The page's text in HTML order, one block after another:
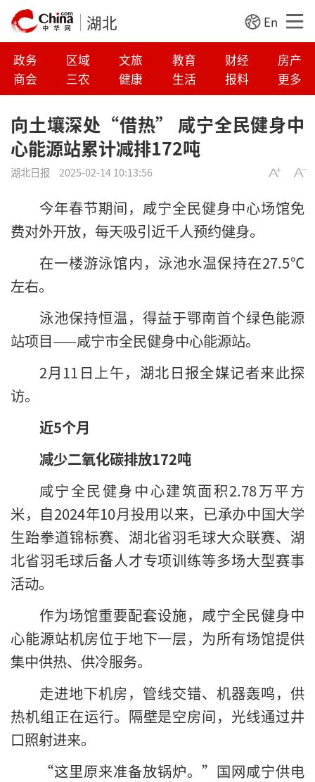
湖北 En
政务 区域 文旅 教育 财经
房产
商会
三农 健康 生活 报料 更多
向土壤深处“借热” 咸宁全民健身中
心能源站累计减排172吨
湖北日报 2025-02-14 10:13:56
今年春节期间，咸宁全民健身中心场馆免
费对外开放，每天吸引近千人预约健身。
在一楼游泳馆内，泳池水温保持在27.5℃
左右。
泳池保持恒温，得益于鄂南首个绿色能源
站项目——咸宁市全民健身中心能源站。
2月11日上午，湖北日报全媒记者来此探
访。
近5个月
减少二氧化碳排放172吨
咸宁全民健身中心建筑面积2.78万平方
米，自2024年10月投用以来，已承办中国大学
生跆拳道锦标赛、湖北省羽毛球大众联赛、湖
北省羽毛球后备人才专项训练等多场大型赛事
活动。
作为场馆重要配套设施，咸宁全民健身中
心能源站机房位于地下一层，为所有场馆提供
集中供热、供冷服务。
走进地下机房，管线交错、机器轰鸣，供
热机组正在运行。隔壁是空房间，光线通过井
口照射进来。
“这里原来准备放锅炉。”国网咸宁供电